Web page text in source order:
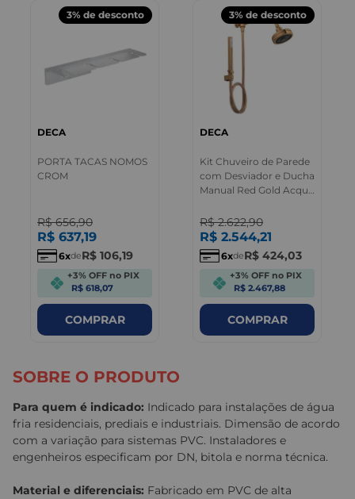
3% de desconto
DECA
PORTA TACAS NOMOS
CROM
R$ 656,90
R$ 637,19
6 deR$ 106,19
+3% OFF no PIX
R$ 618,07
COMPRAR
3% de desconto
DECA
Kit Chuveiro de Parede
com Desviador e Ducha
Manual Red Gold Acqua
R$ 2.622,90
R$ 2.544,21
6 deR$ 424,03
+3% OFF no PIX
R$ 2.467,88
COMPRAR
SOBRE O PRODUTO
Para quem é indicado: Indicado para instalações de água
fria residenciais, prediais e industriais. Dimensão de acordo
com a variação para sistemas PVC. Instaladores e
engenheiros especificam por DN, bitola e norma técnica.
Material e diferenciais: Fabricado em PVC de alta